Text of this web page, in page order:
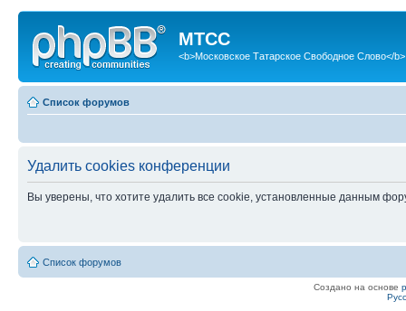
МТСС
<b>Московское Татарское Свободное Слово</b>
Список форумов
Удалить cookies конференции
Вы уверены, что хотите удалить все cookie, установленные данным
Список форумов
Создано на основе